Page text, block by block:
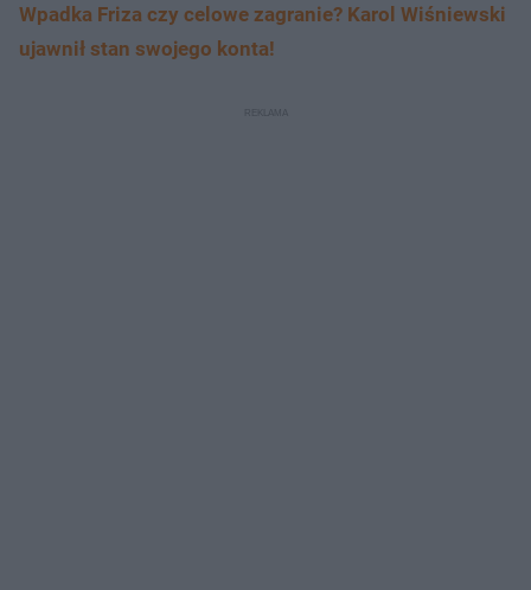
Wpadka Friza czy celowe zagranie? Karol Wiśniewski
ujawnił stan swojego konta!